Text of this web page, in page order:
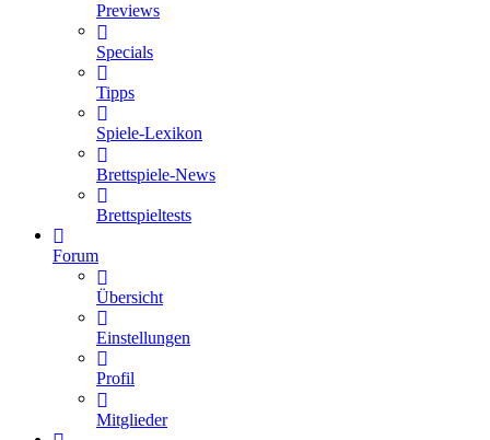
Previews
Specials
Tipps
Spiele-Lexikon
Brettspiele-News
Brettspieltests
Forum
Übersicht
Einstellungen
Profil
Mitglieder